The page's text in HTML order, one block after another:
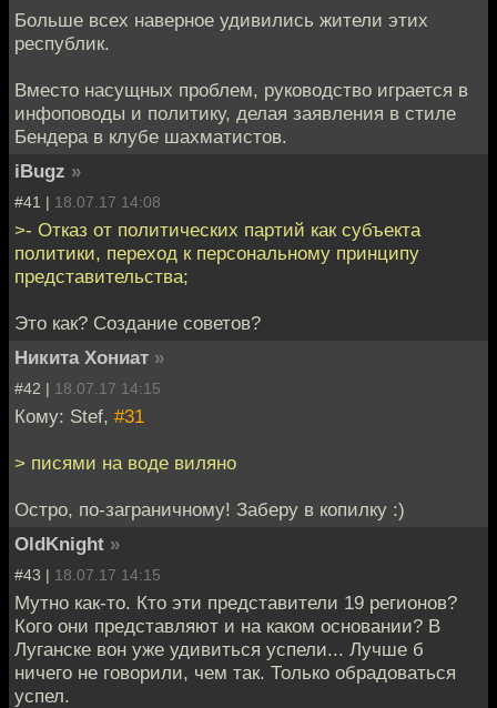
Больше всех наверное удивились жители этих
республик.
Вместо насущных проблем, руководство играется в
инфоповоды и политику, делая заявления в стиле
Бендера в клубе шахматистов.
iBugz »
#41 | 18.07.17 14:08
>- Отказ от политических партий как субъекта
политики, переход к персональному принципу
представительства;
Это как? Создание советов?
Никита Хониат »
#42 | 18.07.17 14:15
Кому: Stef, #31
> писями на воде виляно
Остро, по-заграничному! Заберу в копилку :)
OldKnight »
#43 | 18.07.17 14:15
Мутно как-то. Кто эти представители 19 регионов?
Кого они представляют и на каком основании? В
Луганске вон уже удивиться успели... Лучше б
ничего не говорили, чем так. Только обрадоваться
успел.